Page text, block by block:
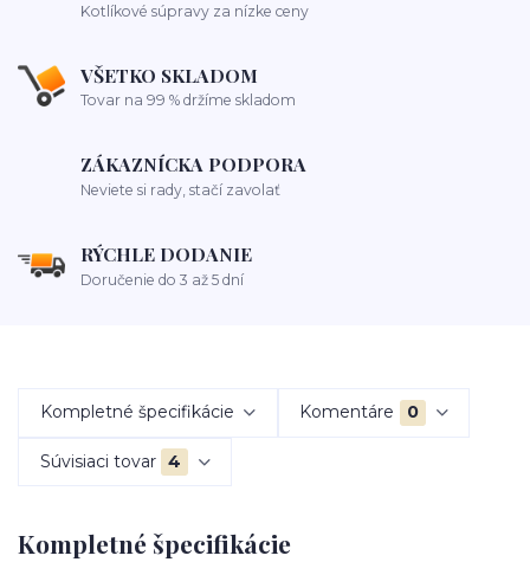
Kotlíkové súpravy za nízke ceny
VŠETKO SKLADOM
Tovar na 99 % držíme skladom
ZÁKAZNÍCKA PODPORA
Neviete si rady, stačí zavolať
RÝCHLE DODANIE
Doručenie do 3 až 5 dní
Kompletné špecifikácie Komentáre 0
Súvisiaci tovar 4
Kompletné špecifikácie